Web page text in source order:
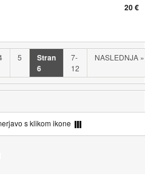
20 €
5
Stran
6
7-
12
NASLEDNJA »
s klikom ikone